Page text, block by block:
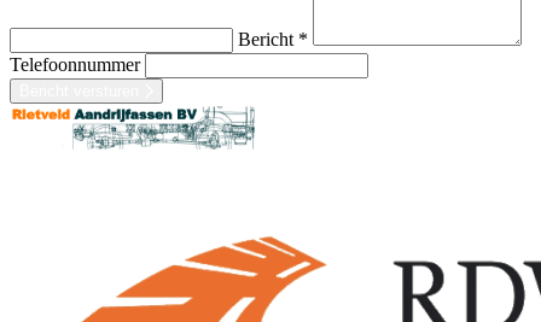
Bericht *
Telefoonnummer